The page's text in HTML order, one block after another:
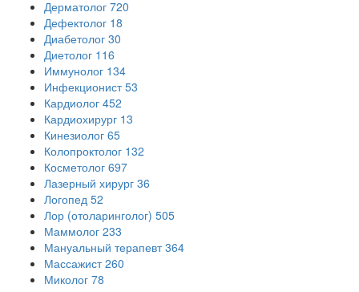
Дерматолог 720
Дефектолог 18
Диабетолог 30
Диетолог 116
Иммунолог 134
Инфекционист 53
Кардиолог 452
Кардиохирург 13
Кинезиолог 65
Колопроктолог 132
Косметолог 697
Лазерный хирург 36
Логопед 52
Лор (отоларинголог) 505
Маммолог 233
Мануальный терапевт 364
Массажист 260
Миколог 78